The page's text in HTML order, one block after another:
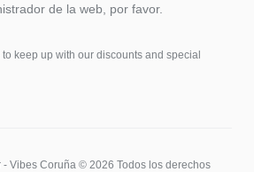
de la web, por favor.
keep up with our discounts and special
Vibes Coruña © 2026 Todos los derechos